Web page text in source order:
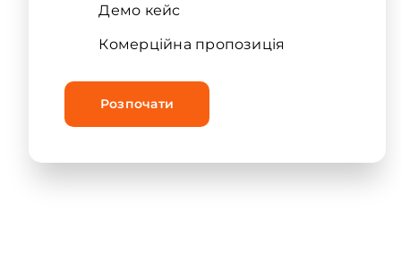
Демо кейс
Комерційна пропозиція
Розпочати